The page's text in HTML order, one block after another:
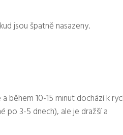
jsou špatně nasazeny.
během 10-15 minut dochází k
po 3-5 dnech), ale je dražší a